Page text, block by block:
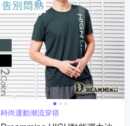
時尚運動潮流穿搭